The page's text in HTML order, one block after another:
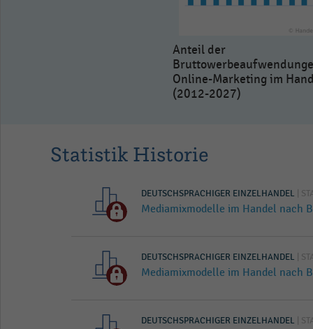
Anteil der
Online-Marketing im
(2012-2027)
Statistik Historie
DEUTSCHSPRACHIGER EINZELHANDEL |
Mediamixmodelle im Handel nach
DEUTSCHSPRACHIGER EINZELHANDEL |
Mediamixmodelle im Handel nach
DEUTSCHSPRACHIGER EINZELHANDEL |